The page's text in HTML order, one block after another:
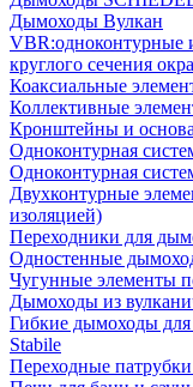
Дымоходы Вулкан
VBR:одноконтурные
круглого сечения
Коаксиальные
Коллективные
Кронштейны и
Одноконтурная
Одноконтурная
Двухконтурные
изоляцией)
Переходники для
Одностенные
Чугунные элементы
Дымоходы из
Гибкие дымоходы
Stabile
Переходные